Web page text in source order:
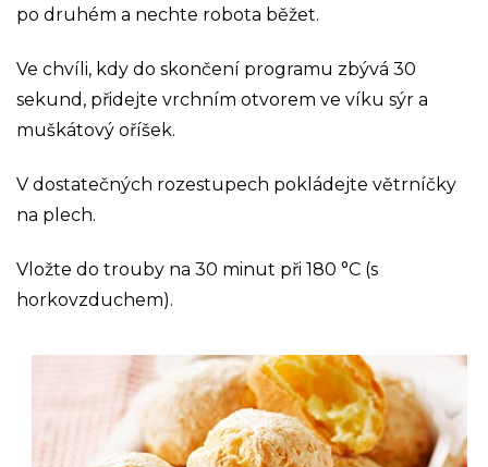
po druhém a nechte robota běžet.
Ve chvíli, kdy do skončení programu zbývá 30
sekund, přidejte vrchním otvorem ve víku sýr a
muškátový oříšek.
V dostatečných rozestupech pokládejte větrníčky
na plech.
Vložte do trouby na 30 minut při 180 °C (s
horkovzduchem).